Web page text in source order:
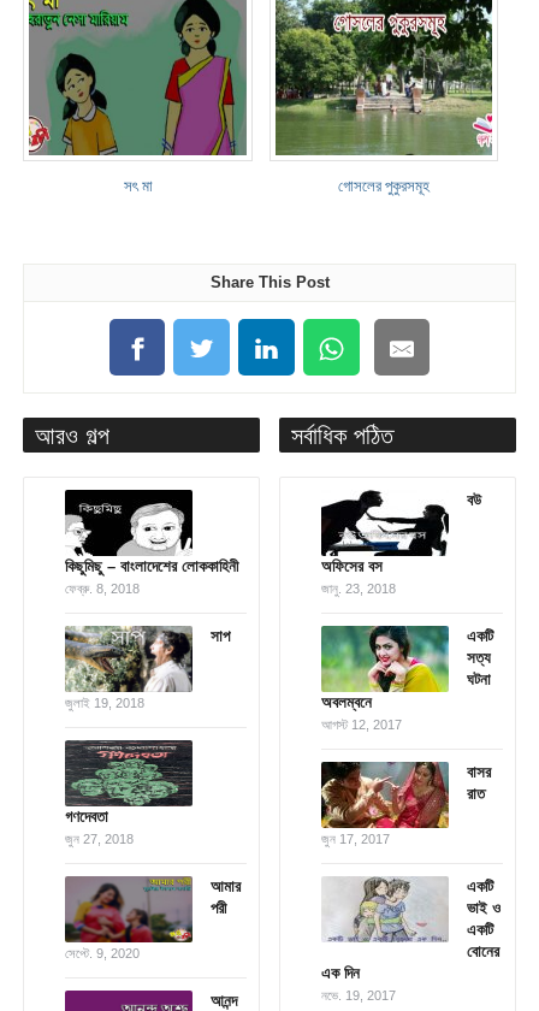
সৎ মা গোসলের পুকুরসমূহ
Share This Post
আরও গল্প
কিছুমিছু – বাংলাদেশের লোককাহিনী
ফেব্রু. 8, 2018
সাপ
জুলাই 19, 2018
গণদেবতা
জুন 27, 2018
আমার
পরী
সেপ্টে. 9, 2020
আনন্দ
সর্বাধিক পঠিত
বউ
অফিসের বস
জানু. 23, 2018
একটি
সত্য
ঘটনা
অবলম্বনে
আগস্ট 12, 2017
বাসর
রাত
জুন 17, 2017
একটি
ভাই ও
একটি
বোনের
এক দিন
নভে. 19, 2017